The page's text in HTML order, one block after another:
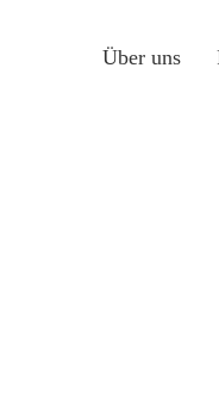
Über uns